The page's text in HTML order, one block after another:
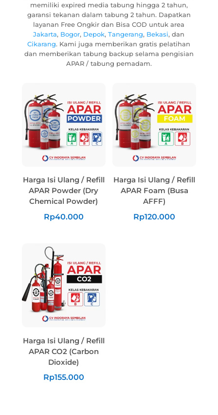
memiliki expired media tabung hingga 2 tahun,
garansi tekanan dalam tabung 2 tahun. Dapatkan
layanan Free Ongkir dan Bisa COD untuk area
Jakarta, Bogor, Depok,Tangerang, Bekasi, dan
Cikarang. Kami juga memberikan gratis pelatihan
dan memberikan tabung backup selama pengisian
APAR / tabung pemadam.
Harga Isi Ulang / Refill
APAR Powder (Dry
Chemical Powder)
Rp40.000
Harga Isi Ulang / Refill
APAR Foam (Busa
AFFF)
Rp120.000
Harga Isi Ulang / Refill
APAR CO2 (Carbon
Dioxide)
Rp155.000